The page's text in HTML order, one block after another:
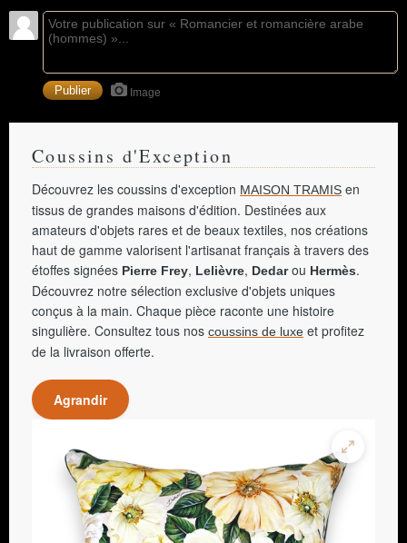
Image
Coussins d'Exception
Découvrez les coussins d'exception MAISON TRAMIS en
tissus de grandes maisons d'édition. Destinées aux
amateurs d'objets rares et de beaux textiles, nos créations
haut de gamme valorisent l'artisanat français à travers des
étoffes signées Pierre Frey, Lelièvre, Dedarou Hermès.
Découvrez notre sélection exclusive d'objets uniques
conçus à la main. Chaque pièce raconte une histoire
singulière. Consultez tous nos coussins de luxe et profitez
de la livraison offerte.
Agrandir